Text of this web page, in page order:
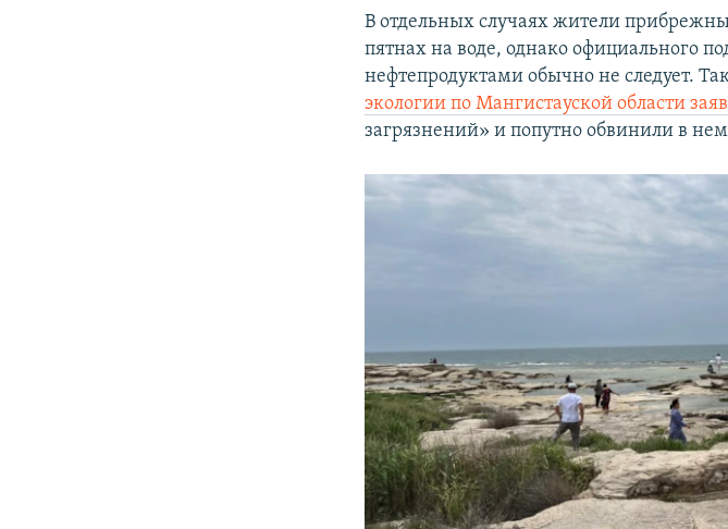
В отдельных случаях жители
пятнах на воде, однако официального
нефтепродуктами обычно не следует.
экологии по Мангистауской области
загрязнений» и попутно обвинили в